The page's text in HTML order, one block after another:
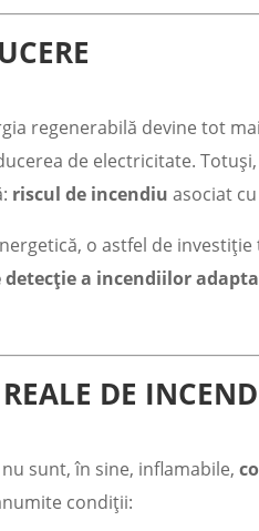
regenerabilă devine tot
de electricitate.
riscul de incendiu asociat
o astfel de
detecție a incendiilor
DE
sunt, în sine, inflamabile,
condiții: